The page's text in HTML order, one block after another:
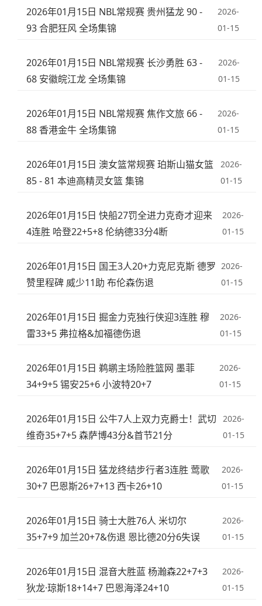
2026年01月15日 NBL常规赛 贵州猛龙 90 -
93 合肥狂风 全场集锦
2026-
01-15
2026年01月15日 NBL常规赛 长沙勇胜 63 -
68 安徽皖江龙 全场集锦
2026-
01-15
2026年01月15日 NBL常规赛 焦作文旅 66 -
88 香港金牛 全场集锦
2026-
01-15
2026年01月15日 澳女篮常规赛 珀斯山猫女篮
85 - 81 本迪高精灵女篮 集锦
2026-
01-15
2026年01月15日 快船27罚全进力克奇才迎来
4连胜 哈登22+5+8 伦纳德33分4断
2026-
01-15
2026年01月15日 国王3人20+力克尼克斯 德罗
赞里程碑 威少11助 布伦森伤退
2026-
01-15
2026年01月15日 掘金力克独行侠迎3连胜 穆
雷33+5 弗拉格&加福德伤退
2026-
01-15
2026年01月15日 鹈鹕主场险胜篮网 墨菲
34+9+5 锡安25+6 小波特20+7
2026-
01-15
2026年01月15日 公牛7人上双力克爵士！武切
维奇35+7+5 森萨博43分&首节21分
2026-
01-15
2026年01月15日 猛龙终结步行者3连胜 莺歌
30+7 巴恩斯26+7+13 西卡26+10
2026-
01-15
2026年01月15日 骑士大胜76人 米切尔
35+7+9 加兰20+7&伤退 恩比德20分6失误
2026-
01-15
2026年01月15日 混音大胜蓝 杨瀚森22+7+3
狄龙·琼斯18+14+7 巴恩海泽24+10
2026-
01-15